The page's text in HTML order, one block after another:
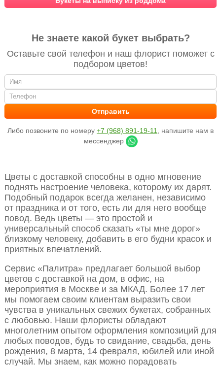
Не знаете какой букет выбрать?
Оставьте свой телефон и наш флорист поможет с
подбором цветов!
Либо позвоните по номеру +7 (968) 891-19-11
, напишите нам в
мессенджер
Цветы с доставкой способны в одно мгновение
поднять настроение человека, которому их дарят.
Подобный подарок всегда желанен, независимо
от праздника и от того, есть ли для него вообще
повод. Ведь цветы — это простой и
универсальный способ сказать «ты мне дорог»
близкому человеку, добавить в его будни красок и
приятных впечатлений.
Сервис «Палитра» предлагает большой выбор
цветов с доставкой на дом, в офис, на
мероприятия в Москве и за МКАД. Более 17 лет
мы помогаем своим клиентам выразить свои
чувства в уникальных свежих букетах, собранных
с любовью. Наши флористы обладают
многолетним опытом оформления композиций для
любых поводов, будь то свидание, свадьба, день
рождения, 8 марта, 14 февраля, юбилей или иной
случай. Мы знаем, как можно порадовать